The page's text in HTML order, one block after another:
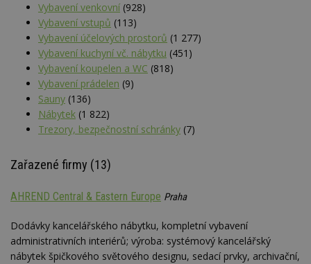
Vybavení venkovní (928)
Vybavení vstupů (113)
Vybavení účelových prostorů (1 277)
Vybavení kuchyní vč. nábytku (451)
Vybavení koupelen a WC (818)
Vybavení prádelen (9)
Sauny (136)
Nábytek (1 822)
Trezory, bezpečnostní schránky (7)
Zařazené firmy (13)
AHREND Central & Eastern Europe Praha
Dodávky kancelářského nábytku, kompletní vybavení
administrativních interiérů; výroba: systémový kancelářský
nábytek špičkového světového designu, sedací prvky, archivační,